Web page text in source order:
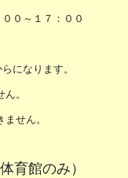
０～１７：００
になります。
。
せん。
育館のみ）